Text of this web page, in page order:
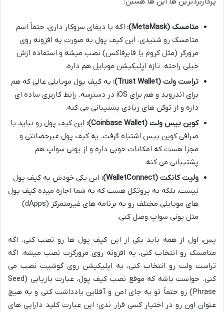
متامسک (MetaMask):
اگه با دیفای سروکار داری، حتماً اسم
متامسک رو شنیدی. این کیف پول به صورت یه افزونه روی
مرورگر (مثل کروم یا فایرفاکس) نصب میشه و استفاده ازش
خیلی راحته. تازه اپلیکیشن موبایل هم داره.
تراست ولت (Trust Wallet):
یه کیف پول موبایلی عالی که هم
برای اندروید و هم برای iOS در دسترسه. رابط کاربری ساده ای
داره و از توکن های زیادی پشتیبانی می کنه.
کوین بیس ولت (Coinbase Wallet):
این کیف پول رو نباید با
صرافی کوین بیس اشتباه گرفت. یه کیف پول غیرحضانتی و
مجزا هست که امکانات خوبی داره و از یونی سواپ هم
پشتیبانی می کنه.
ولیت کانکت (WalletConnect):
این یکی خودش یه کیف پول
نیست، بلکه یه پروتکل هست که به شما اجازه میده کیف پول
های موبایلی مختلف رو به برنامه های غیرمتمرکز (dApps)
مثل یونی سواپ وصل کنی.
پس، اول از همه باید یکی از این کیف پول ها رو نصب کنی. اگه
متامسک رو انتخاب کنی، یه افزونه روی مرورگرت نصب میشه. اگه
تراست ولت رو انتخاب کنی، یه اپلیکیشن روی گوشیت نصب می
کنی. حواست باشه که موقع نصب کیف پول، عبارت بازیابی (Seed
Phrase) رو حتماً تو یه جای امن و آفلاین یادداشت کنی و به هیچ
عنوان اون رو در اختیار کسی قرار ندی؛ این عبارت کلید دارایی های